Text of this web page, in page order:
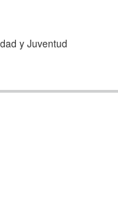
y Juventud